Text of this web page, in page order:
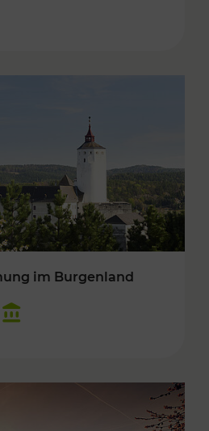
im Burgenland